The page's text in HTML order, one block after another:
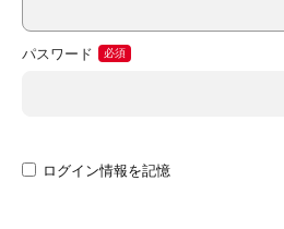
パスワード
ログイン情報を記憶